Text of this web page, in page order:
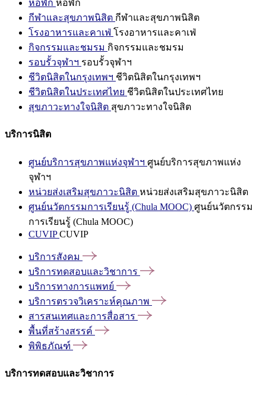
หอพัก หอพัก
กีฬาและสุขภาพนิสิต กีฬาและสุขภาพนิสิต
โรงอาหารและคาเฟ่ โรงอาหารและคาเฟ่
กิจกรรมและชมรม กิจกรรมและชมรม
รอบรั้วจุฬาฯ รอบรั้วจุฬาฯ
ชีวิตนิสิตในกรุงเทพฯ ชีวิตนิสิตในกรุงเทพฯ
ชีวิตนิสิตในประเทศไทย ชีวิตนิสิตในประเทศไทย
สุขภาวะทางใจนิสิต สุขภาวะทางใจนิสิต
บริการนิสิต
ศูนย์บริการสุขภาพแห่งจุฬาฯ ศูนย์บริการสุขภาพแห่ง
จุฬาฯ
หน่วยส่งเสริมสุขภาวะนิสิต หน่วยส่งเสริมสุขภาวะนิสิต
ศูนย์นวัตกรรมการเรียนรู้ (Chula MOOC) ศูนย์นวัตกรรม
การเรียนรู้ (Chula MOOC)
CUVIPCUVIP
บริการสังคม
บริการทดสอบและวิชาการ
บริการทางการแพทย์
บริการตรวจวิเคราะห์คุณภาพ
สารสนเทศและการสื่อสาร
พื้นที่สร้างสรรค์
พิพิธภัณฑ์
บริการทดสอบและวิชาการ